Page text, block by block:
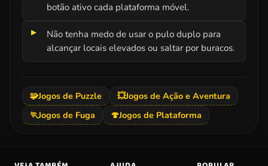
botão ativo cada plataforma móvel.
Não tenha medo de usar o pulo duplo para
alcançar locais elevados ou saltar por buracos.
🧩Jogos de Puzzle 💥Jogos de Ação e Aventura
🏃Jogos de Fuga 🍄Jogos de Plataforma